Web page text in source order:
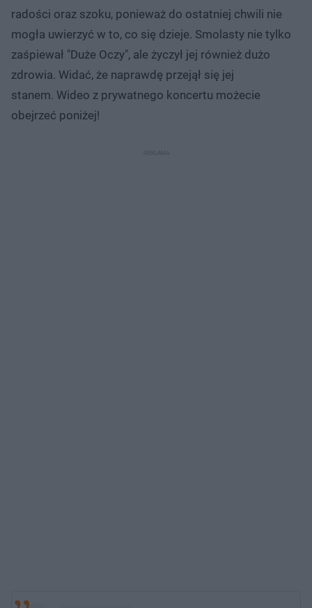
radości oraz szoku, ponieważ do ostatniej chwili nie
mogła uwierzyć w to, co się dzieje. Smolasty nie tylko
zaśpiewał "Duże Oczy", ale życzył jej również dużo
zdrowia. Widać, że naprawdę przejął się jej
stanem. Wideo z prywatnego koncertu możecie
obejrzeć poniżej!